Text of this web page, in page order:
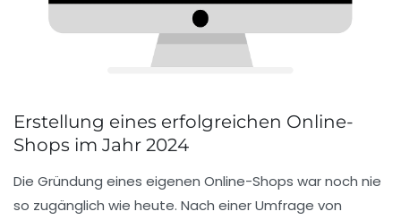
Erstellung eines erfolgreichen Online-
Shops im Jahr 2024
Die Gründung eines eigenen Online-Shops war noch nie
so zugänglich wie heute. Nach einer Umfrage von